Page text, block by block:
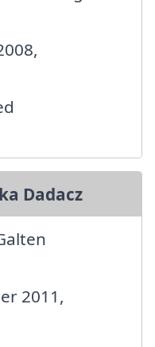
Dadacz
2011,